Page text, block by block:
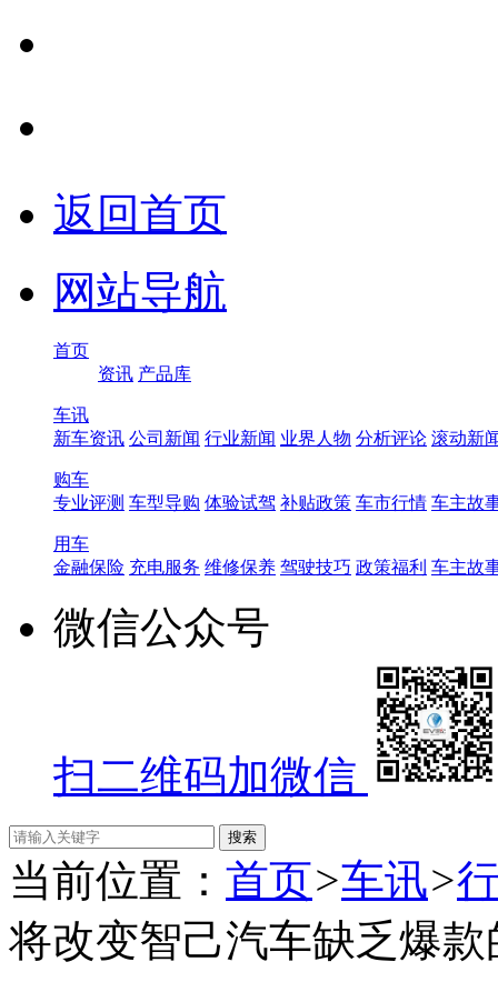
返回首页
网站导航
首页
资讯 产品库
车讯
新车资讯 公司新闻 行业新闻 业界人物 分析评论 滚动新
购车
专业评测 车型导购 体验试驾 补贴政策 车市行情 车主故
用车
金融保险 充电服务 维修保养 驾驶技巧 政策福利 车主故
微信公众号
扫二维码加微信
当前位置： 首页>车讯>
将改变智己汽车缺乏爆款